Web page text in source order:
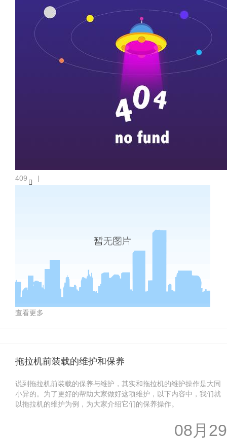
新闻中心
409 |
查看更多
拖拉机前装载的维护和保养
说到拖拉机前装载的保养与维护，其实和拖拉机的维护操作是大同
小异的。为了更好的帮助大家做好这项维护，以下内容中，我们就
以拖拉机的维护为例，为大家介绍它们的保养操作。
08月29